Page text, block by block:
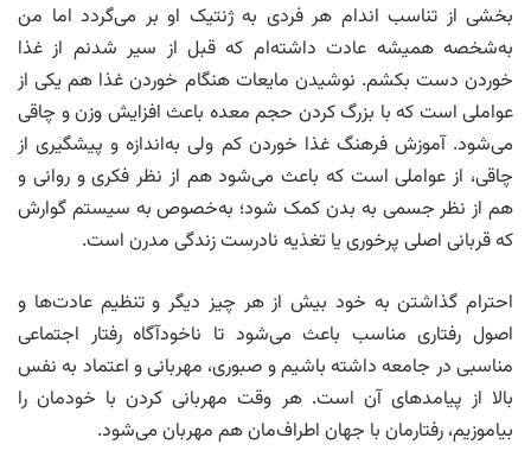
بخشی از تناسب اندام هر فردی به ژنتیک او بر می‌گردد اما من
به‌شخصه همیشه عادت داشته‌ام که قبل از سیر شدنم از غذا
خوردن دست بکشم. نوشیدن مایعات هنگام خوردن غذا هم یکی از
عواملی است که با بزرگ کردن حجم معده باعث افزایش وزن و چاقی
می‌شود. آموزش فرهنگ غذا خوردن کم ولی به‌اندازه و پیشگیری از
چاقی، از عواملی است که باعث می‌شود هم از نظر فکری و روانی و
هم از نظر جسمی به بدن کمک شود؛ به‌خصوص به سیستم گوارش
که قربانی اصلی پرخوری یا تغذیه نادرست زندگی مدرن است.
احترام گذاشتن به خود بیش از هر چیز دیگر و تنظیم عادت‌ها و
اصول رفتاری مناسب باعث می‌شود تا ناخودآگاه رفتار اجتماعی
مناسبی در جامعه داشته باشیم و صبوری، مهربانی و اعتماد به نفس
بالا از پیامدهای آن است. هر وقت مهربانی کردن با خودمان را
بیاموزیم، رفتارمان با جهان اطراف‌مان هم مهربان می‌شود.